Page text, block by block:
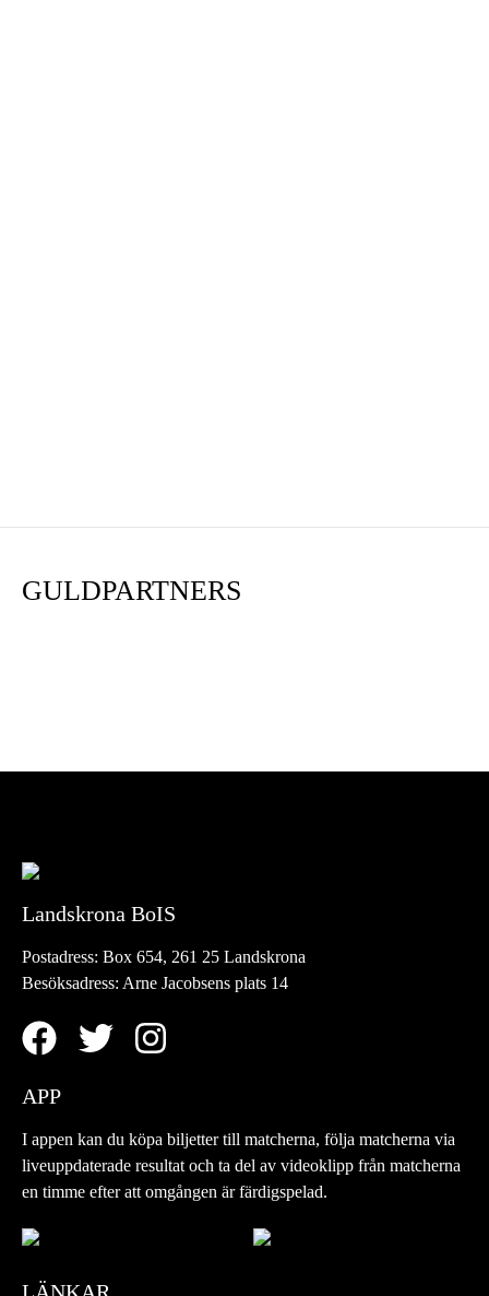
GULDPARTNERS
Landskrona BoIS
Postadress: Box 654, 261 25 Landskrona
Besöksadress: Arne Jacobsens plats 14
APP
I appen kan du köpa biljetter till matcherna, följa matcherna via
liveuppdaterade resultat och ta del av videoklipp från matcherna
en timme efter att omgången är färdigspelad.